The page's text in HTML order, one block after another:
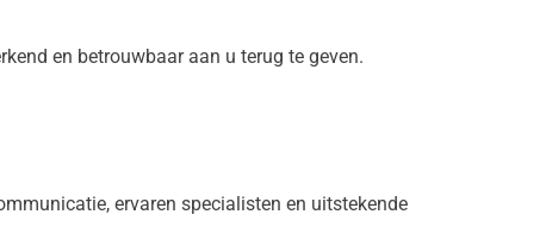
en betrouwbaar aan u terug te geven.
ervaren specialisten en uitstekende